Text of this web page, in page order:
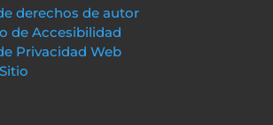
derechos de autor
de Accesibilidad
Privacidad Web